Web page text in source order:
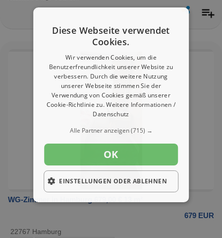
WG-Zimmer in Hamburg 679,00 € 13 m²
679 EUR
22767 Hamburg
Diese Webseite verwendet
Cookies.
Wir verwenden Cookies, um die
Benutzerfreundlichkeit unserer Website zu
verbessern. Durch die weitere Nutzung
unserer Webseite stimmen Sie der
Verwendung von Cookies gemäß unserer
Cookie-Richtlinie zu.Weitere Informationen /
Datenschutz
Alle Partner anzeigen(715) →
OK
EINSTELLUNGEN ODER ABLEHNEN